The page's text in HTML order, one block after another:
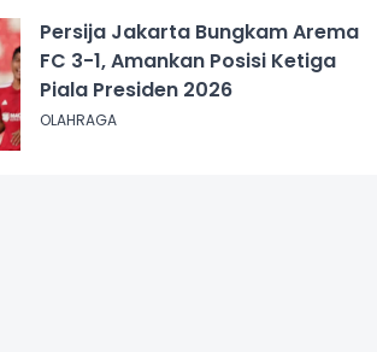
Persija Jakarta Bungkam Arema
FC 3-1, Amankan Posisi Ketiga
Piala Presiden 2026
OLAHRAGA